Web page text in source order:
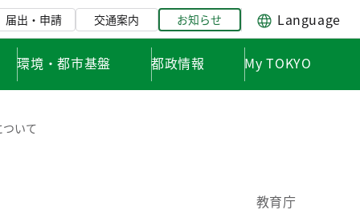
届出・申請 交通案内 お知らせ Language
環境・都市基盤 都政情報 My TOKYO
いて
教育庁